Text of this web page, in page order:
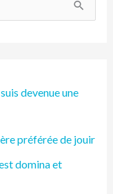
devenue une
préférée de jouir
domina et